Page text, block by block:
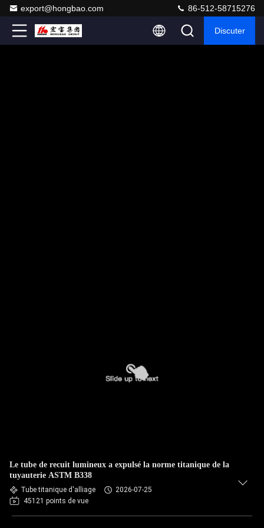
export@hongbao.com 86-512-58715276
Discuter
Le tube de recuit lumineux a expulsé la norme titanique de la
tuyauterie ASTM B338
Tube titanique d'alliage
2026-07-25
45121 points de vue